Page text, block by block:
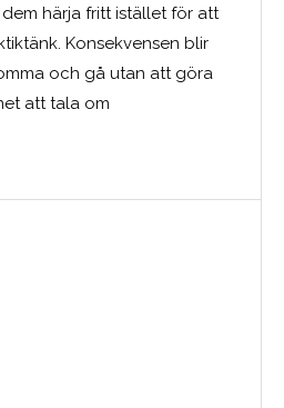
härja fritt istället för att
Konsekvensen blir
och gå utan att göra
att tala om